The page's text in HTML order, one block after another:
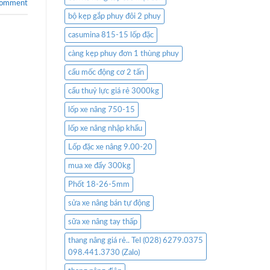
bộ kẹp gắp phuy đôi 2 phuy
casumina 815-15 lốp đặc
càng kẹp phuy đơn 1 thùng phuy
cẩu mốc động cơ 2 tấn
cẩu thuỷ lực giá rẻ 3000kg
lốp xe nâng 750-15
lốp xe nâng nhập khẩu
Lốp đặc xe nâng 9.00-20
mua xe đẩy 300kg
Phốt 18-26-5mm
sửa xe nâng bán tự động
sữa xe nâng tay thấp
thang nâng giá rẻ.. Tel (028) 6279.0375
098.441.3730 (Zalo)